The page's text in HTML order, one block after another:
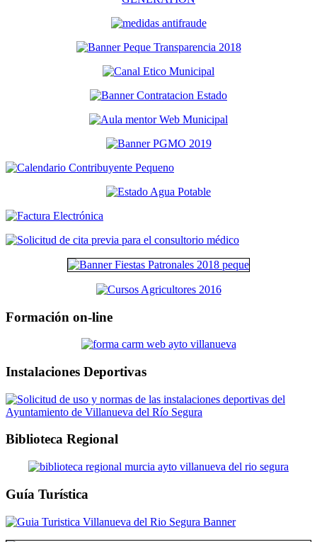
Formación on-line
Instalaciones Deportivas
Biblioteca Regional
Guía Turística